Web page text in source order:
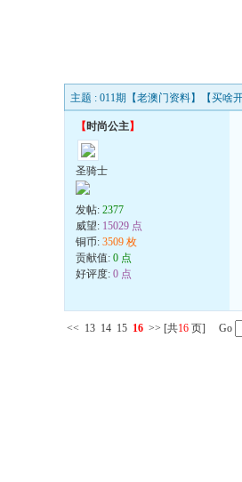
主题 : 011期【老澳门资料】【买啥
【时尚公主】
圣骑士
发帖: 2377
威望: 15029 点
铜币: 3509 枚
贡献值: 0 点
好评度: 0 点
<< 13 14 15 16 >> [共16 页] Go